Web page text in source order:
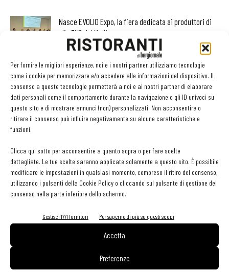
Per fornire le migliori esperienze, noi e i nostri partner utilizziamo tecnologie
come i cookie per memorizzare e/o accedere alle informazioni del dispositivo. Il
consenso a queste tecnologie permetterà a noi e ai nostri partner di elaborare
dati personali come il comportamento durante la navigazione o gli ID univoci su
questo sito e di mostrare annunci (non) personalizzati. Non acconsentire o
ritirare il consenso può influire negativamente su alcune caratteristiche e
funzioni.
Clicca qui sotto per acconsentire a quanto sopra o per fare scelte
dettagliate. Le tue scelte saranno applicate solamente a questo sito. È possibile
modificare le impostazioni in qualsiasi momento, compreso il ritiro del consenso,
utilizzando i pulsanti della Cookie Policy o cliccando sul pulsante di gestione del
consenso nella parte inferiore dello schermo.
Gestisci 1771 fornitori Per saperne di più su questi scopi
Accetta
Preferenze
Nasce EVOLIO Expo, la fiera dedicata ai produttori di
olio EVO del Mediterraneo
Martino Ragusa 4 Ottobre 2024
Leonardo Viola vince Chef Balfegó Italia 2024
Martino Ragusa - 2 Ottobre 2024
Martino Ragusa - 8 Luglio 2024
GLI ARTICOLI PIÙ LETTI